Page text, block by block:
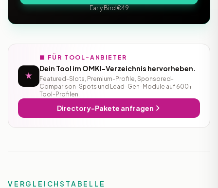
Early Bird €49
■ FÜR TOOL-ANBIETER
Dein Tool im OMKI-Verzeichnis hervorheben.
Featured-Slots, Premium-Profile, Sponsored-
Comparison-Spots und Lead-Gen-Module auf 600+
Tool-Profilen.
Directory-Pakete anfragen
VERGLEICHSTABELLE